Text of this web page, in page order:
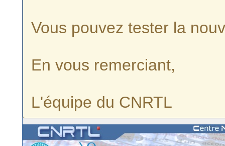
Vous pouvez tester la
En vous remerciant,
L'équipe du CNRTL